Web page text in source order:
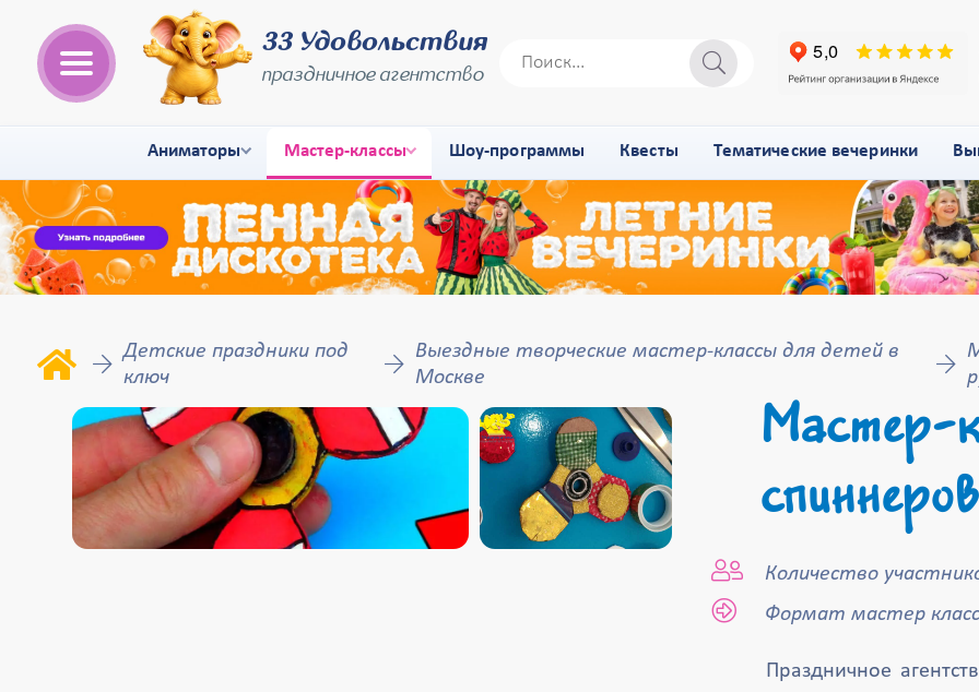
33 Удовольствия
праздничное агентство
Аниматоры Мастер-классы Шоу-программы Квесты Тематические вечеринки
Детские праздники под
ключ
Выездные творческие мастер-классы для детей в
Москве
Мастер-
Количество
Формат мастер
Праздничное